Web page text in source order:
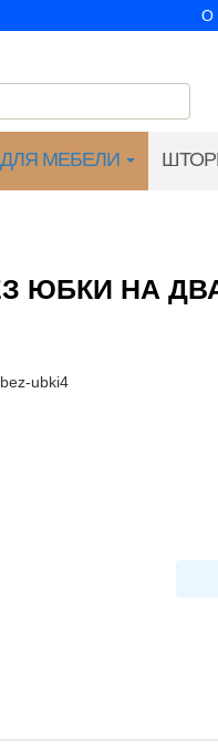
О
МЕБЕЛИ
ЮБКИ НА